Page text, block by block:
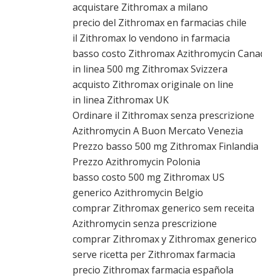
acquistare Zithromax a milano
precio del Zithromax en farmacias chile
il Zithromax lo vendono in farmacia
basso costo Zithromax Azithromycin
in linea 500 mg Zithromax Svizzera
acquisto Zithromax originale on line
in linea Zithromax UK
Ordinare il Zithromax senza prescrizione
Azithromycin A Buon Mercato Venezia
Prezzo basso 500 mg Zithromax Finlandia
Prezzo Azithromycin Polonia
basso costo 500 mg Zithromax US
generico Azithromycin Belgio
comprar Zithromax generico sem receita
Azithromycin senza prescrizione
comprar Zithromax y Zithromax generico
serve ricetta per Zithromax farmacia
precio Zithromax farmacia española